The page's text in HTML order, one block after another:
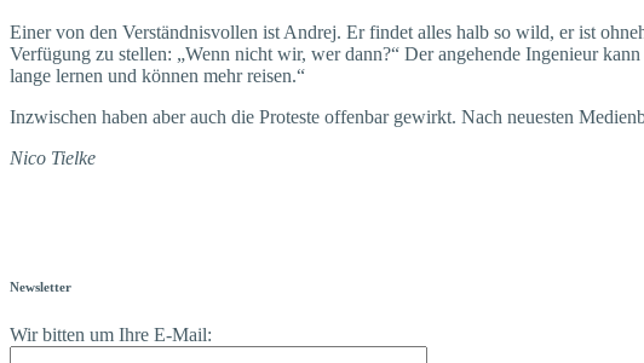
Einer von den Verständnisvollen ist Andrej. Er findet alles halb so wild, er ist
Verfügung zu stellen: „Wenn nicht wir, wer dann?“ Der angehende Ingenieur
lange lernen und können mehr reisen.“
Inzwischen haben aber auch die Proteste offenbar gewirkt. Nach neuesten
Nico Tielke
Newsletter
Wir bitten um Ihre E-Mail: